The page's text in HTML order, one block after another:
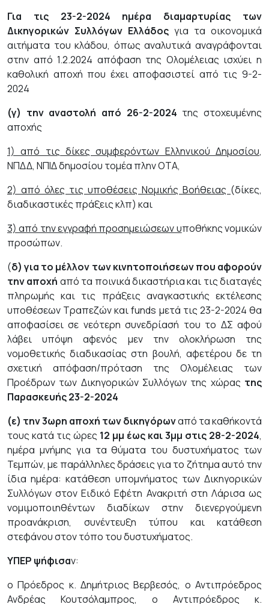
Για τις 23-2-2024 ημέρα διαμαρτυρίας των
Δικηγορικών Συλλόγων Ελλάδος για τα οικονομικά
αιτήματα του κλάδου, όπως αναλυτικά αναγράφονται
στην από 1.2.2024 απόφαση της Ολομέλειας ισχύει η
καθολική αποχή που έχει αποφασιστεί από τις 9-2-
2024
(γ) την αναστολή από 26-2-2024 της στοχευμένης
αποχής
1) από τις δίκες συμφερόντων Ελληνικού Δημοσίου,
ΝΠΔΔ, ΝΠΙΔ δημοσίου τομέα πλην ΟΤΑ,
2) από όλες τις υποθέσεις Νομικής Βοήθειας (δίκες,
διαδικαστικές πράξεις κλπ) και
3) από την εγγραφή προσημειώσεων υποθήκης νομικών
προσώπων.
(δ) για το μέλλον των κινητοποιήσεων που αφορούν
την αποχή από τα ποινικά δικαστήρια και τις διαταγές
πληρωμής και τις πράξεις αναγκαστικής εκτέλεσης
υποθέσεων Τραπεζών και funds μετά τις 23-2-2024 θα
αποφασίσει σε νεότερη συνεδρίασή του το ΔΣ αφού
λάβει υπόψη αφενός μεν την ολοκλήρωση της
νομοθετικής διαδικασίας στη βουλή, αφετέρου δε τη
σχετική απόφαση/πρόταση της Ολομέλειας των
Προέδρων των Δικηγορικών Συλλόγων της χώρας της
Παρασκευής 23-2-2024
(ε) την 3ωρη αποχή των δικηγόρωναπό τα καθήκοντά
τους κατά τις ώρες 12 μμ έως και 3μμ στις 28-2-2024,
ημέρα μνήμης για τα θύματα του δυστυχήματος των
Τεμπών, με παράλληλες δράσεις για το ζήτημα αυτό την
ίδια ημέρα: κατάθεση υπομνήματος των Δικηγορικών
Συλλόγων στον Ειδικό Εφέτη Ανακριτή στη Λάρισα ως
νομιμοποιηθέντων διαδίκων στην διενεργούμενη
προανάκριση, συνέντευξη τύπου και κατάθεση
στεφάνου στον τόπο του δυστυχήματος.
ΥΠΕΡ ψήφισαν:
ο Πρόεδρος κ. Δημήτριος Βερβεσός, ο Αντιπρόεδρος
Ανδρέας Κουτσόλαμπρος, ο Αντιπρόεδρος κ.